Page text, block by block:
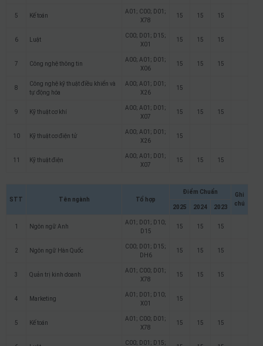
5 Kế toán
A01; C00; D01;
X78
15 15 15
6 Luật
C00; D01; D15;
X01
15 15 15
7 Công nghệ thông tin
A00; A01; D01;
X06
15 15 15
8
Công nghệ kỹ thuật điều khiển và
tự động hóa
A00; A01; D01;
X26
15
9 Kỹ thuật cơ khí
A00; A01; D01;
X07
15 15 15
10 Kỹ thuật cơ điện tử
A00; A01; D01;
X26
15
11 Kỹ thuật điện
A00; A01; D01;
X07
15 15 15
STT Tên ngành Tổ hợp
Điểm Chuẩn
Ghi
chú
2025 2024 2023
1 Ngôn ngữ Anh
A01; D01; D10;
D15
15 15 15
2 Ngôn ngữ Hàn Quốc
C00; D01; D15;
DH6
15 15 15
3 Quản trị kinh doanh
A01; C00; D01;
X78
15 15 15
4 Marketing
A01; D01; D10;
X01
15
5 Kế toán
A01; C00; D01;
X78
15 15 15
C00; D01; D15;